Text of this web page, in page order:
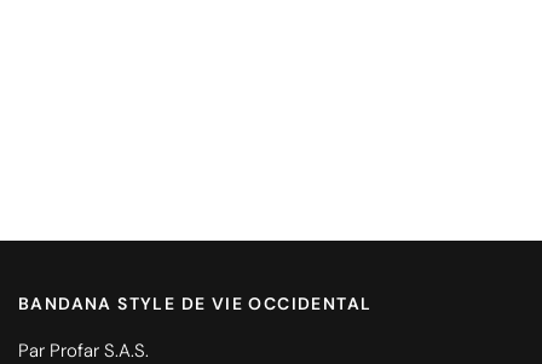
BANDANA STYLE DE VIE OCCIDENTAL
Par Profar S.A.S.